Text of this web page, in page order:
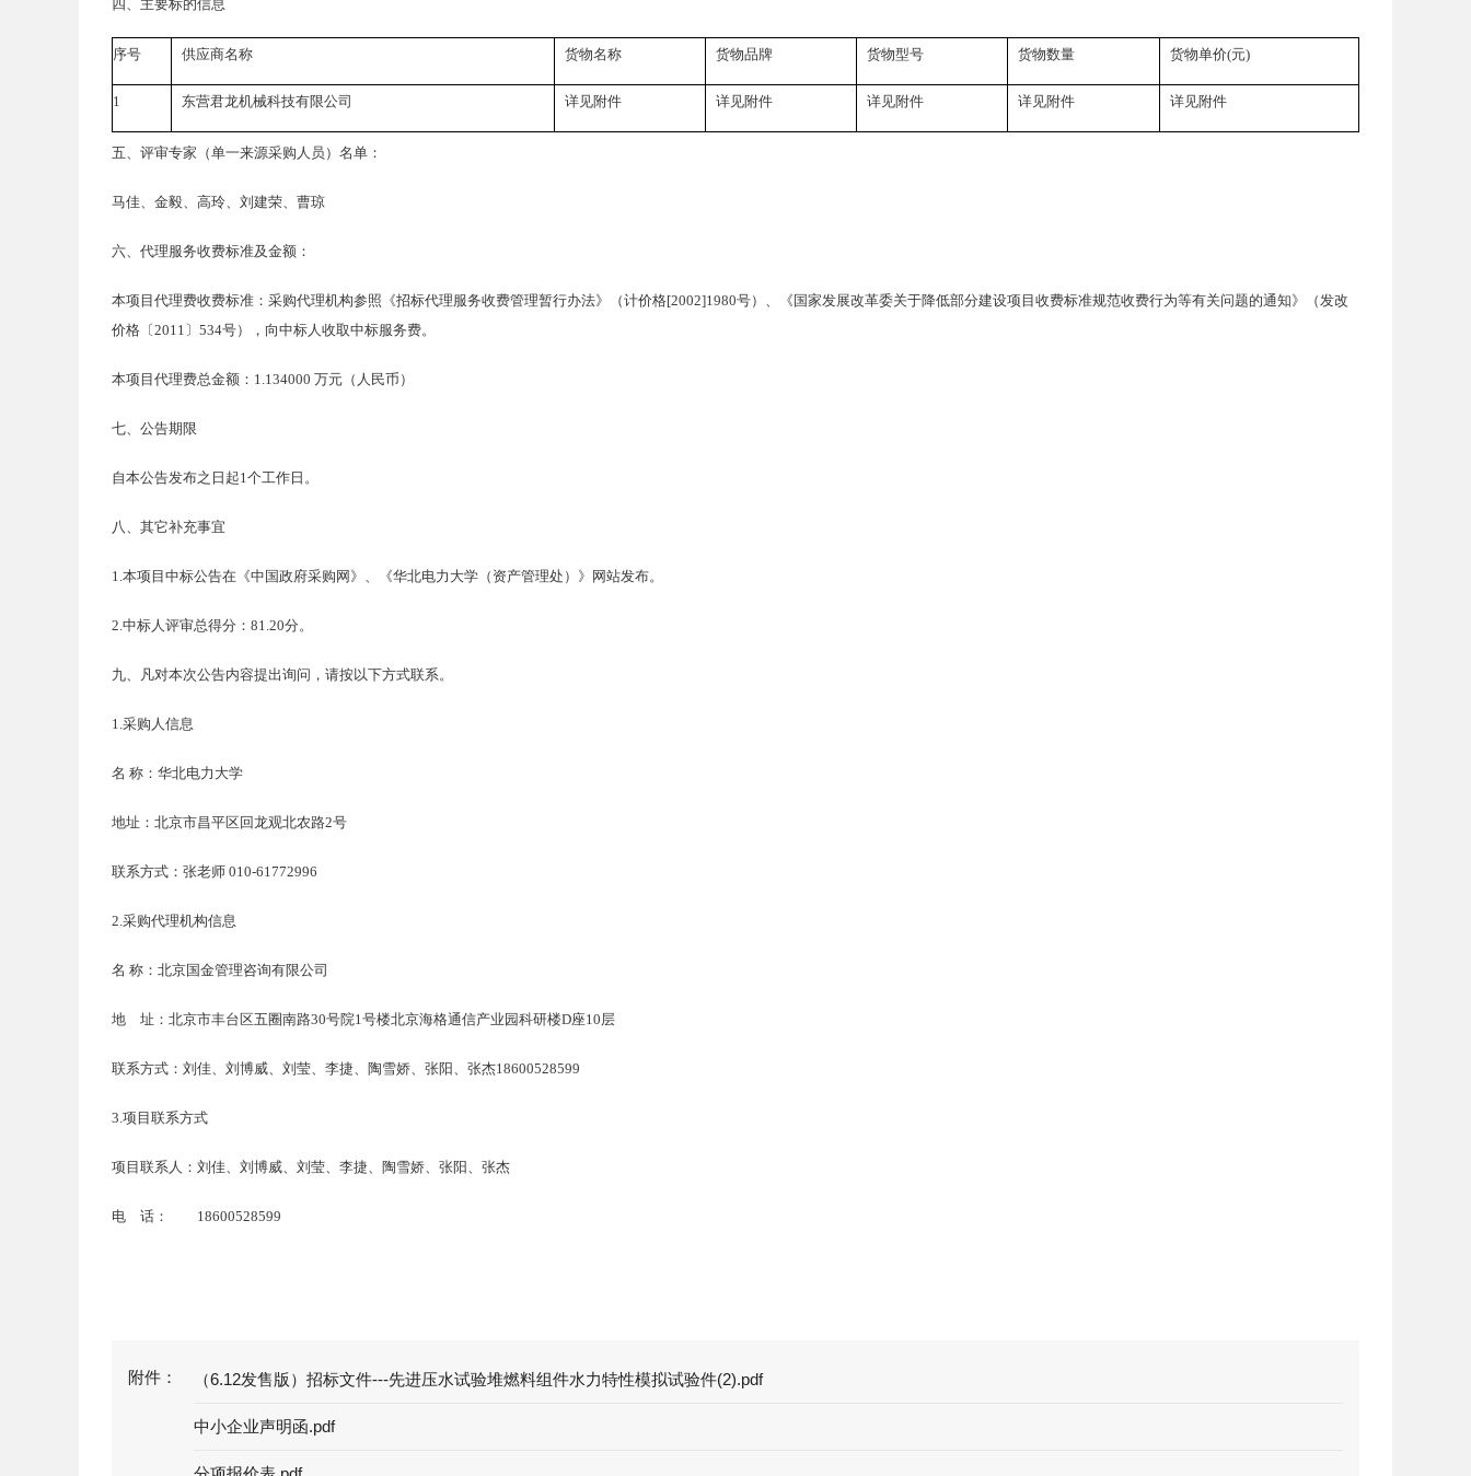
四、主要标的信息
序号 供应商名称 货物名称 货物品牌 货物型号 货物数量 货物单价(元)
1 东营君龙机械科技有限公司 详见附件 详见附件 详见附件 详见附件 详见附件
五、评审专家（单一来源采购人员）名单：
马佳、金毅、高玲、刘建荣、曹琼
六、代理服务收费标准及金额：
本项目代理费收费标准：采购代理机构参照《招标代理服务收费管理暂行办法》（计价格[2002]1980号）、《国家发展改革委关于降低部分建设项目收费标准规范收费行为等有关问题的通知》（发改
价格〔2011〕534号），向中标人收取中标服务费。
本项目代理费总金额： 1.134000 万元（人民币）
七、公告期限
自本公告发布之日起1个工作日。
八、其它补充事宜
1.本项目中标公告在《中国政府采购网》、《华北电力大学（资产管理处）》网站发布。
2.中标人评审总得分：81.20分。
九、凡对本次公告内容提出询问，请按以下方式联系。
1.采购人信息
名 称：华北电力大学
地址：北京市昌平区回龙观北农路2号
联系方式：张老师 010-61772996
2.采购代理机构信息
名 称：北京国金管理咨询有限公司
地 址：北京市丰台区五圈南路30号院1号楼北京海格通信产业园科研楼D座10层
联系方式：刘佳、刘博威、刘莹、李捷、陶雪娇、张阳、张杰18600528599
3.项目联系方式
项目联系人：刘佳、刘博威、刘莹、李捷、陶雪娇、张阳、张杰
电 话： 18600528599
附件： （6.12发售版）招标文件---先进压水试验堆燃料组件水力特性模拟试验件(2).pdf
中小企业声明函.pdf